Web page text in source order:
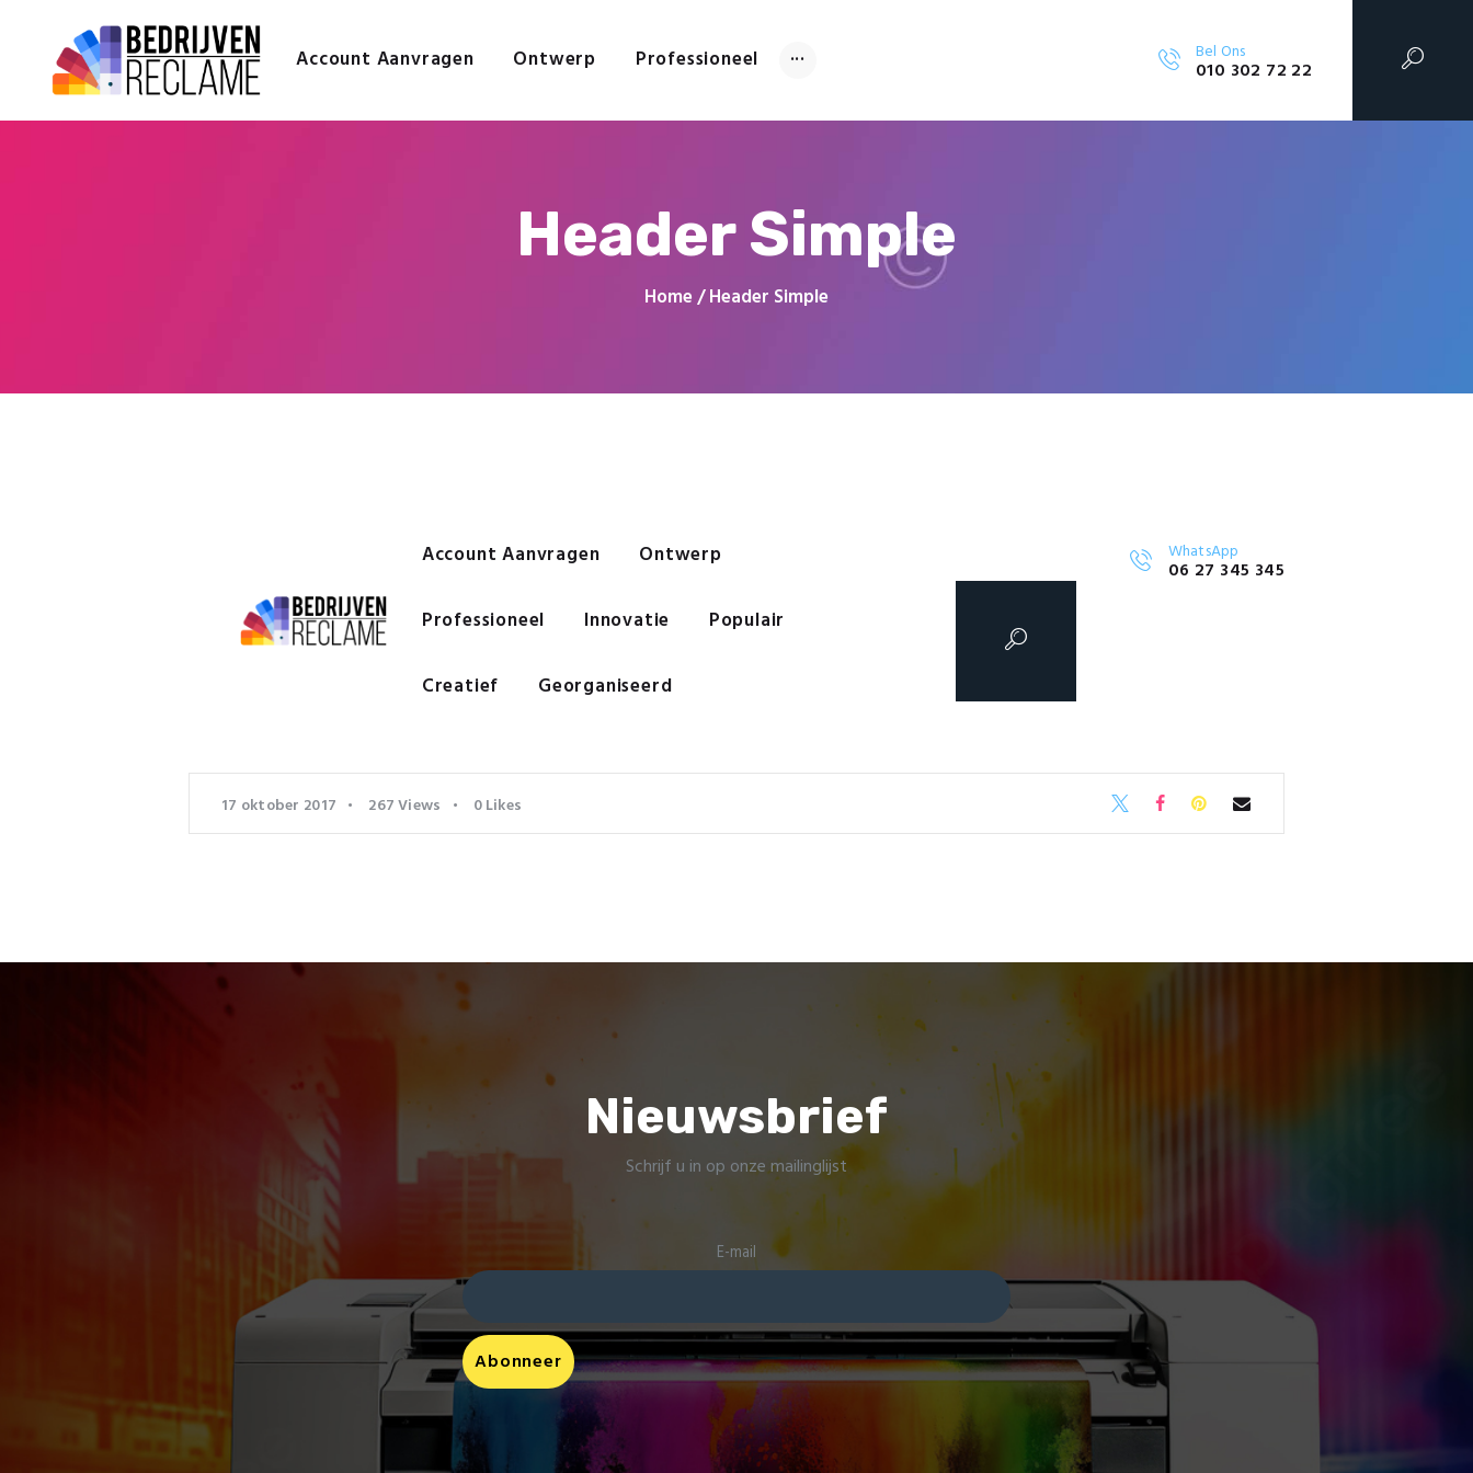
Account Aanvragen Ontwerp Professioneel Bel Ons
010 302 72 22
Header Simple
Home Header Simple
Al uw reclameproducten direct online bestellen
Professioneel
Account Aanvragen Ontwerp
Professioneel Innovatie Populair
Creatief Georganiseerd
WhatsApp
06 27 345 345
17 oktober 2017 267Views 0Likes
Nieuwsbrief
Schrijf u in op onze mailinglijst
E-mail